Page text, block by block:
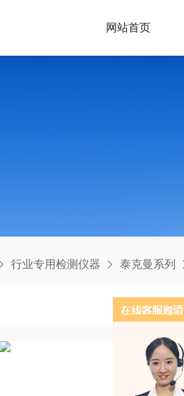
网站首页
行业专用检测仪器 泰克曼系列